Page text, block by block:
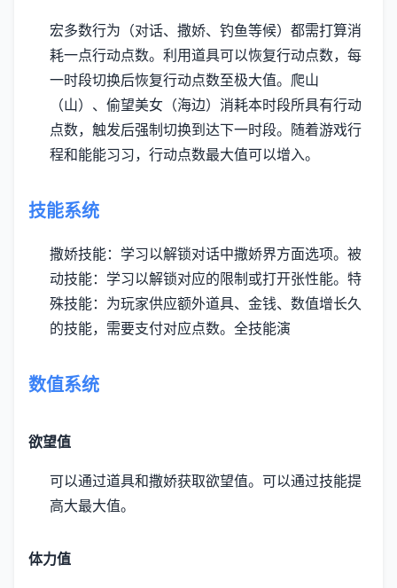
宏多数行为（对话、撒娇、钓鱼等候）都需打算消
耗一点行动点数。 利用道具可以恢复行动点数，每
一时段切换后恢复行动点数至极大值。 爬山
（山）、偷望美女（海边）消耗本时段所具有行动
点数，触发后强制切换到达下一时段。 随着游戏行
程和能能习习，行动点数最大值可以增入。
技能系统
撒娇技能：学习以解锁对话中撒娇界方面选项。 被
动技能：学习以解锁对应的限制或打开张性能。 特
殊技能：为玩家供应额外道具、金钱、数值增长久
的技能，需要支付对应点数。 全技能演
数值系统
欲望值
可以通过道具和撒娇获取欲望值。 可以通过技能提
高大最大值。
体力值